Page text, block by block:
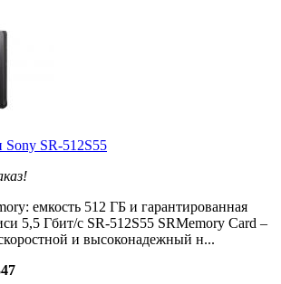
Sony SR-512S55
емкость 512 ГБ и гарантированная
5,5 Гбит/с SR-512S55 SRMemory Card –
и высоконадежный н...